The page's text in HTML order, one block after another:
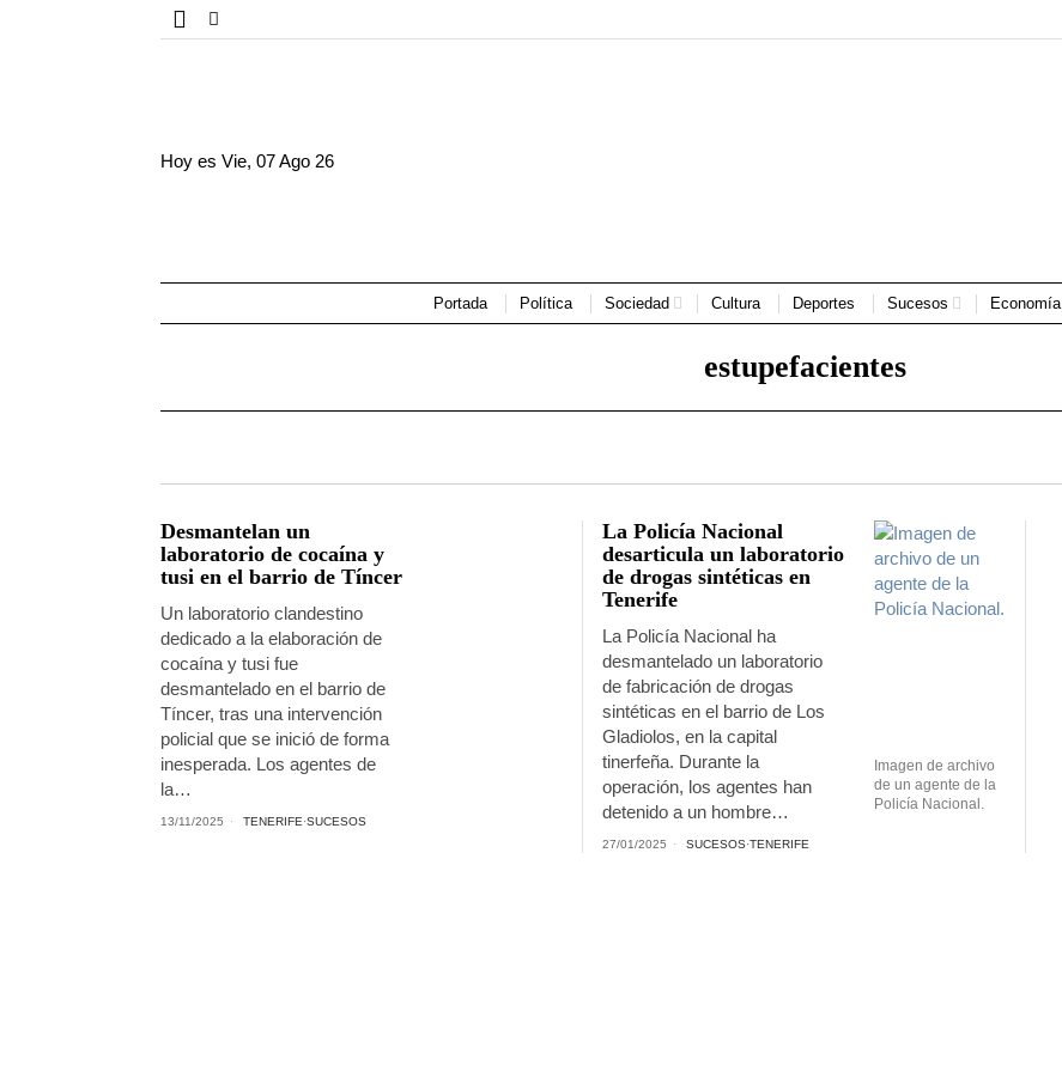
Hoy esVie, 07 Ago 26
Portada Política Sociedad Cultura Deportes Sucesos Economía
estupefacientes
Desmantelan un
laboratorio de cocaína y
tusi en el barrio de Tíncer
Un laboratorio clandestino
dedicado a la elaboración de
cocaína y tusi fue
desmantelado en el barrio de
Tíncer, tras una intervención
policial que se inició de forma
inesperada. Los agentes de
la…
13/11/2025 TENERIFE·SUCESOS
Imagen de archivo
de un agente de la
Policía Nacional.
La Policía Nacional
desarticula un laboratorio
de drogas sintéticas en
Tenerife
La Policía Nacional ha
desmantelado un laboratorio
de fabricación de drogas
sintéticas en el barrio de Los
Gladiolos, en la capital
tinerfeña. Durante la
operación, los agentes han
detenido a un hombre…
27/01/2025 SUCESOS·TENERIFE